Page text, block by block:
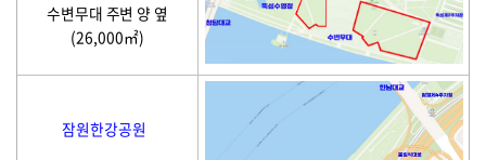
수변무대 주변 양 옆
(26,000㎡)
잠원한강공원